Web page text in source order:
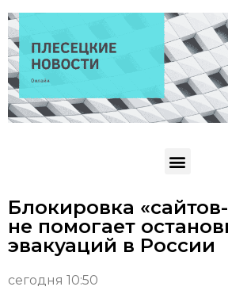
Блокировка
не помогает
эвакуаций в России
сегодня 10:50